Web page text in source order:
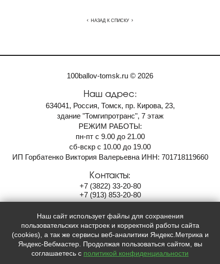
НАЗАД К СПИСКУ
100ballov-tomsk.ru © 2026
Наш адрес:
634041, Россия, Томск, пр. Кирова, 23,
здание "Томгипротранс", 7 этаж
РЕЖИМ РАБОТЫ:
пн-пт с 9.00 до 21.00
сб-вскр с 10.00 до 19.00
ИП Горбатенко Виктория Валерьевна ИНН: 701718119660
Контакты:
+7 (3822) 33-20-80
+7 (913) 853-20-80
Мы в социальных сетях:
 
Наш сайт использует файлы для сохранения
пользовательских настроек и корректной работы сайта
(cookies), а так же сервисы веб-аналитики Яндекс.Метрика и
Яндекс-Вебмастер. Продолжая пользоваться сайтом, вы
соглашаетесь с политикой конфиденциальности